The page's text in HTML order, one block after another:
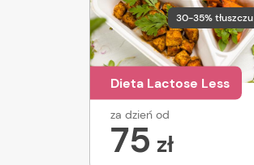
30-35% tłuszczu
Dieta Lactose Less
za dzień od
75 zł